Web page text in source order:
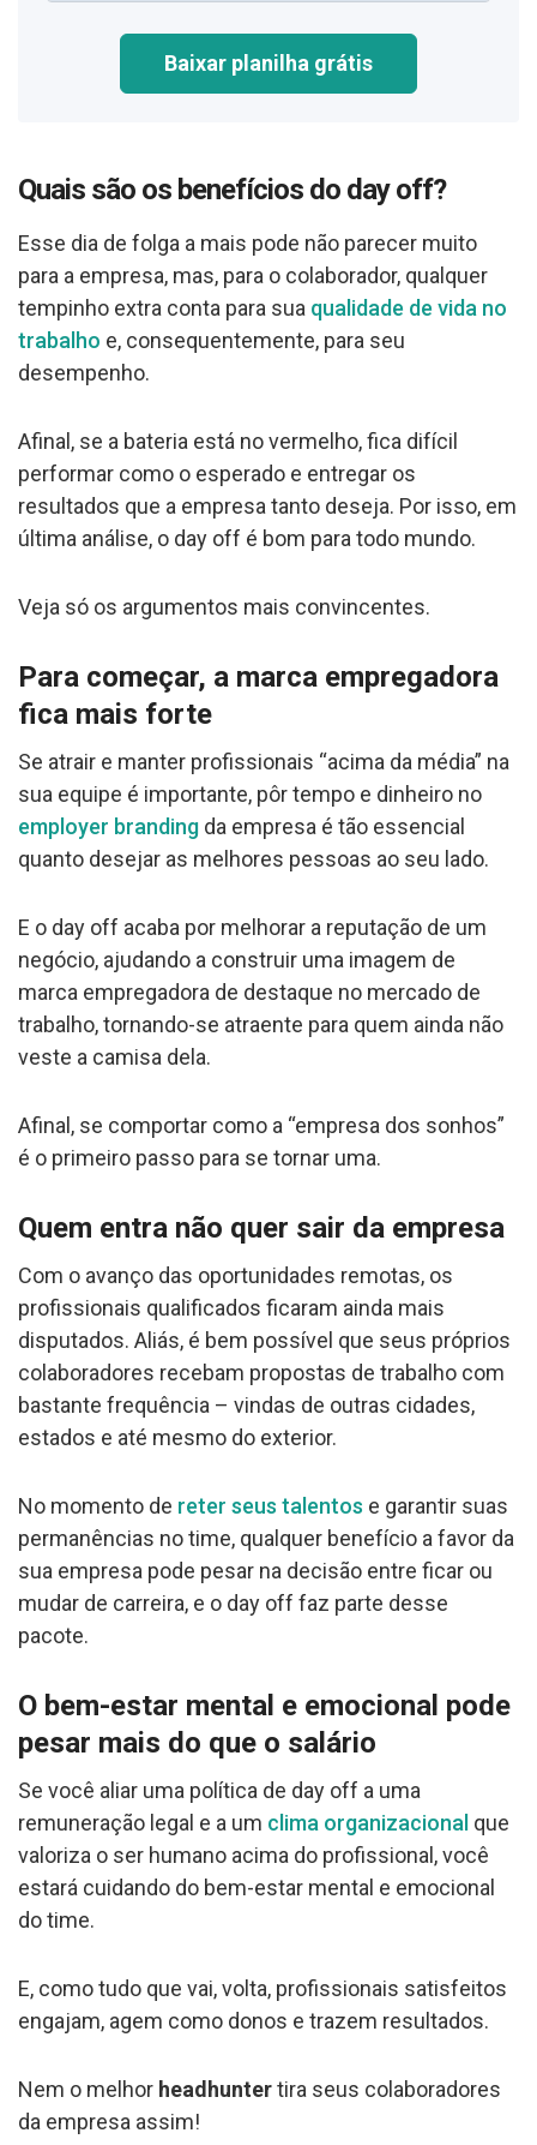
Baixar planilha grátis
Quais são os benefícios do day off?
Esse dia de folga a mais pode não parecer muito
para a empresa, mas, para o colaborador, qualquer
tempinho extra conta para sua qualidade de vida no
trabalho e, consequentemente, para seu
desempenho.
Afinal, se a bateria está no vermelho, fica difícil
performar como o esperado e entregar os
resultados que a empresa tanto deseja. Por isso, em
última análise, o day off é bom para todo mundo.
Veja só os argumentos mais convincentes.
Para começar, a marca empregadora
fica mais forte
Se atrair e manter profissionais “acima da média” na
sua equipe é importante, pôr tempo e dinheiro no
employer branding da empresa é tão essencial
quanto desejar as melhores pessoas ao seu lado.
E o day off acaba por melhorar a reputação de um
negócio, ajudando a construir uma imagem de
marca empregadora de destaque no mercado de
trabalho, tornando-se atraente para quem ainda não
veste a camisa dela.
Afinal, se comportar como a “empresa dos sonhos”
é o primeiro passo para se tornar uma.
Quem entra não quer sair da empresa
Com o avanço das oportunidades remotas, os
profissionais qualificados ficaram ainda mais
disputados. Aliás, é bem possível que seus próprios
colaboradores recebam propostas de trabalho com
bastante frequência – vindas de outras cidades,
estados e até mesmo do exterior.
No momento de reter seus talentos e garantir suas
permanências no time, qualquer benefício a favor da
sua empresa pode pesar na decisão entre ficar ou
mudar de carreira, e o day off faz parte desse
pacote.
O bem-estar mental e emocional pode
pesar mais do que o salário
Se você aliar uma política de day off a uma
remuneração legal e a um clima organizacional que
valoriza o ser humano acima do profissional, você
estará cuidando do bem-estar mental e emocional
do time.
E, como tudo que vai, volta, profissionais satisfeitos
engajam, agem como donos e trazem resultados.
Nem o melhor headhuntertira seus colaboradores
da empresa assim!